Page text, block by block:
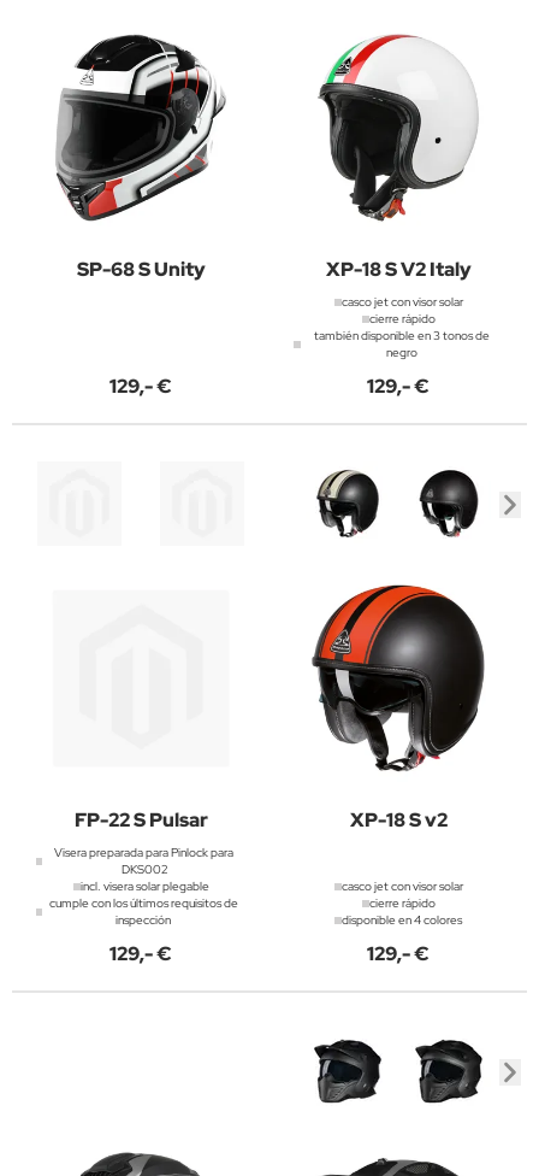
SP-68 S Unity
129,- €
XP-18 S V2 Italy
casco jet con visor solar
cierre rápido
también disponible en 3 tonos de
negro
129,- €
FP-22 S Pulsar
Visera preparada para Pinlock para
DKS002
incl. visera solar plegable
cumple con los últimos requisitos de
inspección
129,- €
XP-18 S v2
casco jet con visor solar
cierre rápido
disponible en 4 colores
129,- €